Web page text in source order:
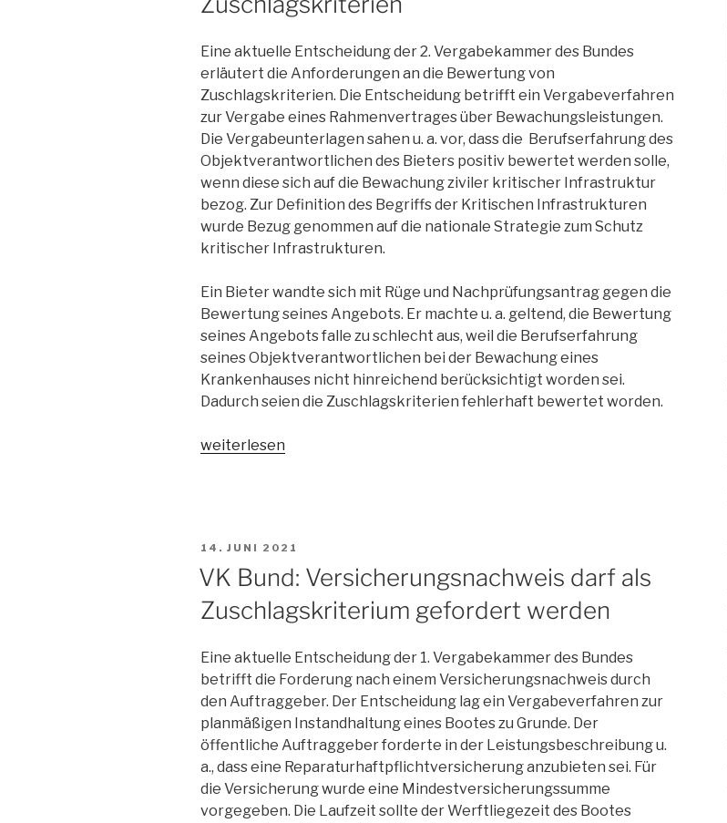
Eine aktuelle Entscheidung der 2. Vergabekammer des Bundes
erläutert die Anforderungen an die Bewertung von
Zuschlagskriterien. Die Entscheidung betrifft ein Vergabeverfahren
zur Vergabe eines Rahmenvertrages über Bewachungsleistungen.
Die Vergabeunterlagen sahen u. a. vor, dass die Berufserfahrung des
Objektverantwortlichen des Bieters positiv bewertet werden solle,
wenn diese sich auf die Bewachung ziviler kritischer Infrastruktur
bezog. Zur Definition des Begriffs der Kritischen Infrastrukturen
wurde Bezug genommen auf die nationale Strategie zum Schutz
kritischer Infrastrukturen.
Ein Bieter wandte sich mit Rüge und Nachprüfungsantrag gegen die
Bewertung seines Angebots. Er machte u. a. geltend, die Bewertung
seines Angebots falle zu schlecht aus, weil die Berufserfahrung
seines Objektverantwortlichen bei der Bewachung eines
Krankenhauses nicht hinreichend berücksichtigt worden sei.
Dadurch seien die Zuschlagskriterien fehlerhaft bewertet worden.
„VK
Zuschlagskriterien“
weiterlesen
VERÖFFENTLICHT
AM
14. JUNI 2021
VK Bund: Versicherungsnachweis darf als
Zuschlagskriterium gefordert werden
Eine aktuelle Entscheidung der 1. Vergabekammer des Bundes
betrifft die Forderung nach einem Versicherungsnachweis durch
den Auftraggeber. Der Entscheidung lag ein Vergabeverfahren zur
planmäßigen Instandhaltung eines Bootes zu Grunde. Der
öffentliche Auftraggeber forderte in der Leistungsbeschreibung u.
a., dass eine Reparaturhaftpflichtversicherung anzubieten sei. Für
die Versicherung wurde eine Mindestversicherungssumme
vorgegeben. Die Laufzeit sollte der Werftliegezeit des Bootes